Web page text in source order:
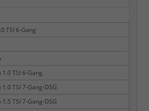
TSI 6-Gang
TSI 6-Gang
TSI 7-Gang-DSG
TSI 7-Gang-DSG